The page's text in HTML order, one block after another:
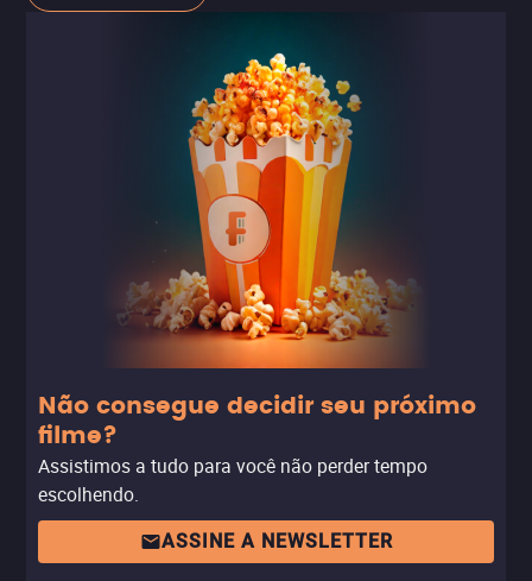
Não consegue decidir seu próximo
filme?
Assistimos a tudo para você não perder tempo
escolhendo.
ASSINE A NEWSLETTER